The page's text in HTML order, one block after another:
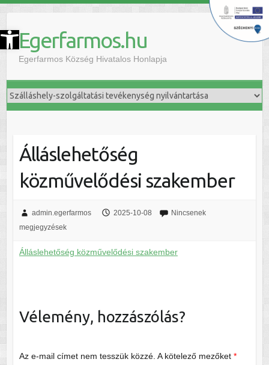
Eszköztár megnyitása Egerfarmos.hu
Egerfarmos Község Hivatalos Honlapja
Álláslehetőség
közművelődési szakember
admin.egerfarmos 2025-10-08
Nincsenek
megjegyzések
Álláslehetőség közművelődési szakember
Vélemény, hozzászólás?
Az e-mail címet nem tesszük közzé. A kötelező mezőket *